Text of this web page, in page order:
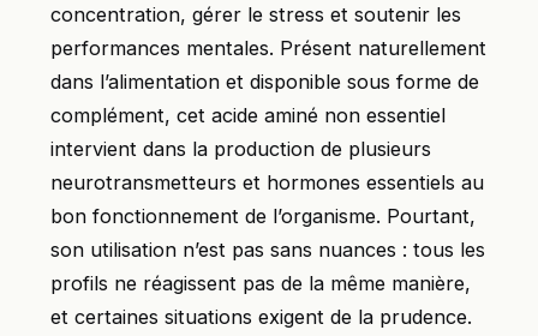
concentration, gérer le stress et soutenir les
performances mentales. Présent naturellement
dans l’alimentation et disponible sous forme de
complément, cet acide aminé non essentiel
intervient dans la production de plusieurs
neurotransmetteurs et hormones essentiels au
bon fonctionnement de l’organisme. Pourtant,
son utilisation n’est pas sans nuances : tous les
profils ne réagissent pas de la même manière,
et certaines situations exigent de la prudence.